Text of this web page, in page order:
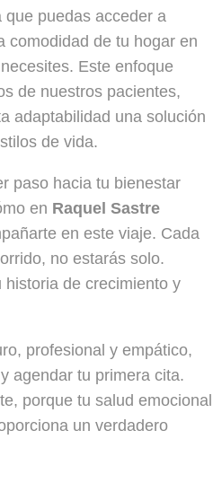
puedas acceder a
comodidad de tu hogar en
Este enfoque
de nuestros pacientes,
adaptabilidad una solución
de vida.
paso hacia tu bienestar
en Raquel Sastre
en este viaje. Cada
no estarás solo.
de crecimiento y
profesional y empático,
agendar tu primera cita.
porque tu salud emocional
un verdadero